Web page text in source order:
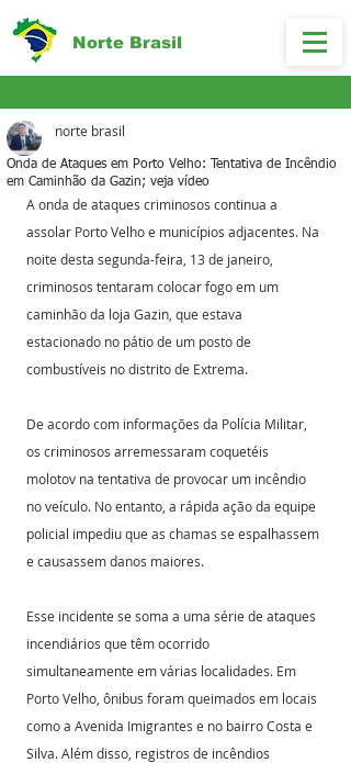
Norte Brasil
Onda de Ataques em Porto Velho: Tentativa de Incêndio
em Caminhão da Gazin; veja vídeo
norte brasil
A onda de ataques criminosos continua a
assolar Porto Velho e municípios adjacentes. Na
noite desta segunda-feira, 13 de janeiro,
criminosos tentaram colocar fogo em um
caminhão da loja Gazin, que estava
estacionado no pátio de um posto de
combustíveis no distrito de Extrema.
De acordo com informações da Polícia Militar,
os criminosos arremessaram coquetéis
molotov na tentativa de provocar um incêndio
no veículo. No entanto, a rápida ação da equipe
policial impediu que as chamas se espalhassem
e causassem danos maiores.
Esse incidente se soma a uma série de ataques
incendiários que têm ocorrido
simultaneamente em várias localidades. Em
Porto Velho, ônibus foram queimados em locais
como a Avenida Imigrantes e no bairro Costa e
Silva. Além disso, registros de incêndios